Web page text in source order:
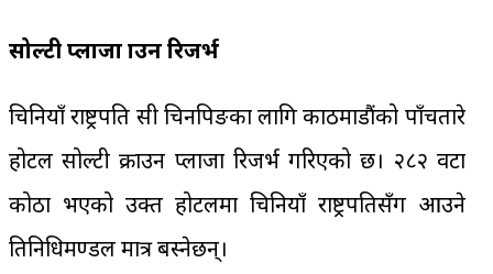
सोल्टी प्लाजा क्राउन रिजर्भ
चिनियाँ राष्ट्रपति सी चिनपिङका लागि काठमाडौंको पाँचतारे
होटल सोल्टी क्राउन प्लाजा रिजर्भ गरिएको छ। २८२ वटा
कोठा भएको उक्त होटलमा चिनियाँ राष्ट्रपतिसँग आउने
प्रतिनिधिमण्डल मात्र बस्नेछन्।